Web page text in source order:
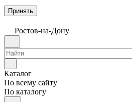
Принять
Ростов-на-Дону
Каталог
По всему сайту
По каталогу